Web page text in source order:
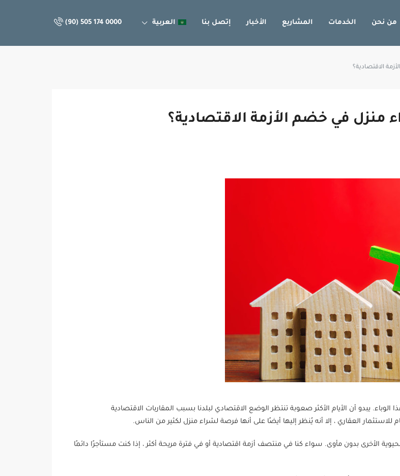
من نحن الخدمات المشاريع الأخبار إتصل بنا العربية (90) 505 174 0000
الاقتصادية؟
منزل في خضم الأزمة الاقتصادية؟
يبدو أن الأيام الأكثر صعوبة تنتظر الوضع الاقتصادي لبلدنا بسبب المقاربات الاقتصادية
العقاري ، إلا أنه يُنظر إليها أيضًا على أنها فرصة لشراء منزل لكثير من الناس.
الأخرى بدون مأوى. سواء كنا في منتصف أزمة اقتصادية أو في فترة مريحة أكثر ، إذا كنت مستأجرًا دائمًا